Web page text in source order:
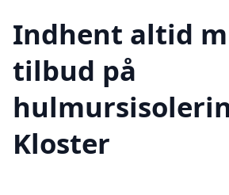
Indhent altid
tilbud på
Kloster